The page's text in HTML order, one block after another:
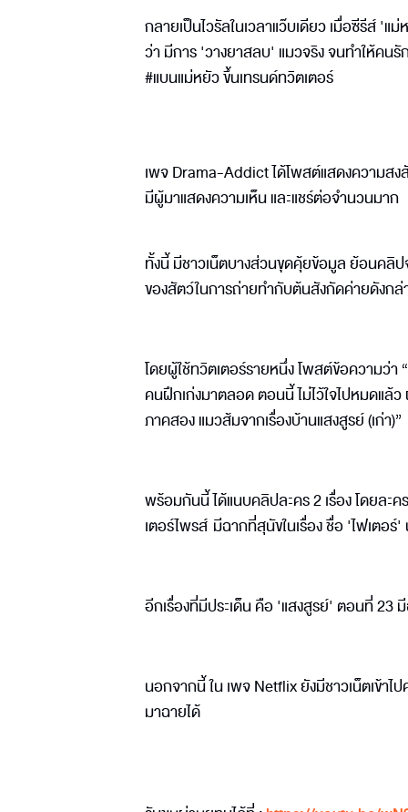
กลายเป็นไวรัลในเวลาแว๊บเดียว เมื่อซีรีส์ '
ว่า มีการ 'วางยาสลบ' แมวจริง จนทำให้ค
#แบนแม่หยัว ขึ้นเทรนด์ทวิตเตอร์
เพจ Drama-Addict ได้โพสต์แสดงความส
มีผู้มาแสดงความเห็น และแชร์ต่อจำนวนมาก
ทั้งนี้ มีชาวเน็ตบางส่วนขุดคุ้ยข้อมูล ย้อนค
ของสัตว์ในการถ่ายทำกับต้นสังกัดค่ายดังกล่
โดยผู้ใช้ทวิตเตอร์รายหนึ่ง โพสต์ข้อความว่
คนฝึกเก่งมาตลอด ตอนนี้ ไม่ไว้ใจไปหมดแล้
ภาคสอง แมวส้มจากเรื่องบ้านแสงสูรย์ (เก่า)”
พร้อมกันนี้ ได้แนบคลิปละคร 2 เรื่อง โดยละ
เตอร์ไพรส์ มีฉากที่สุนัขในเรื่อง ชื่อ 'ไฟเตอ
อีกเรื่องที่มีประเด็น คือ 'แสงสูรย์' ตอนที่ 23
นอกจากนี้ ใน เพจ Netflix ยังมีชาวเน็ตเข้า
มาฉายได้